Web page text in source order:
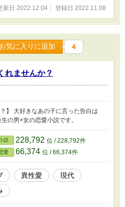
新日 2022.12.04 登録日 2022.11.08
お気に入りに追加 4
れませんか？
】 大好きなあの子に言った告白は
の男×女の恋愛小説です。
説 228,792 位 / 228,792件
愛 66,374 位 / 66,374件
異性愛
現代